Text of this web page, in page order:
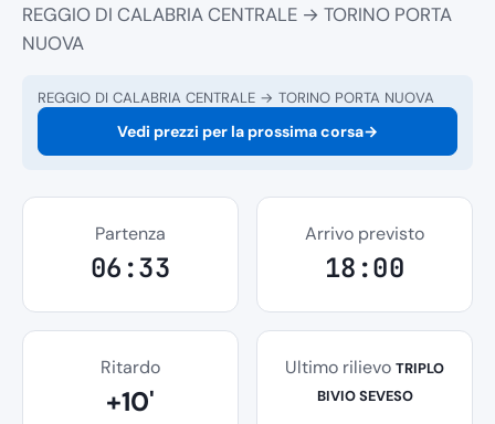
REGGIO DI CALABRIA CENTRALE → TORINO PORTA
NUOVA
REGGIO DI CALABRIA CENTRALE → TORINO PORTA NUOVA
Vedi prezzi per la prossima corsa→
Partenza
06:33
Arrivo previsto
18:00
Ritardo
+10'
Ultimo rilievo TRIPLO
BIVIO SEVESO